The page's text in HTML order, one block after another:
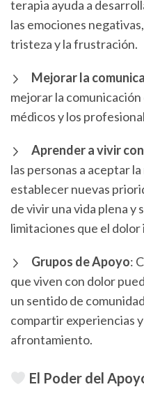
terapia ayuda a
las emociones
tristeza y la frustración.
Mejorar la
mejorar la
médicos y los
Aprender a vivir
las personas a aceptar
establecer nuevas
de vivir una vida plena y
limitaciones que el dolor
Grupos de Apoyo:
que viven con dolor
un sentido de
compartir experiencias
afrontamiento.
El Poder del